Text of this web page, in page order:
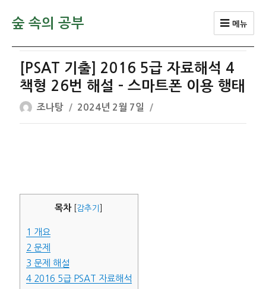
숲 속의 공부 메뉴
[PSAT 기출] 2016 5급 자료해석 4
책형 26번 해설 – 스마트폰 이용 행태
글
쓴
조나탕
작
성
2024년 2월 7일
목차 감추기
1 개요
2 문제
3 문제 해설
42016 5급 PSAT 자료해석